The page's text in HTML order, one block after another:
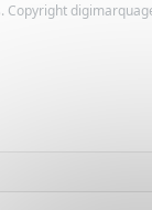
Copyright